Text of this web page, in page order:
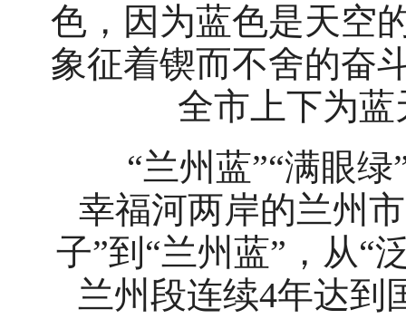
色，因为蓝色是天空
象征着锲而不舍的奋
全市上下为
“兰州蓝”“满眼绿”
幸福河两岸的兰州
子”到“兰州蓝”，从“
兰州段连续4年达到